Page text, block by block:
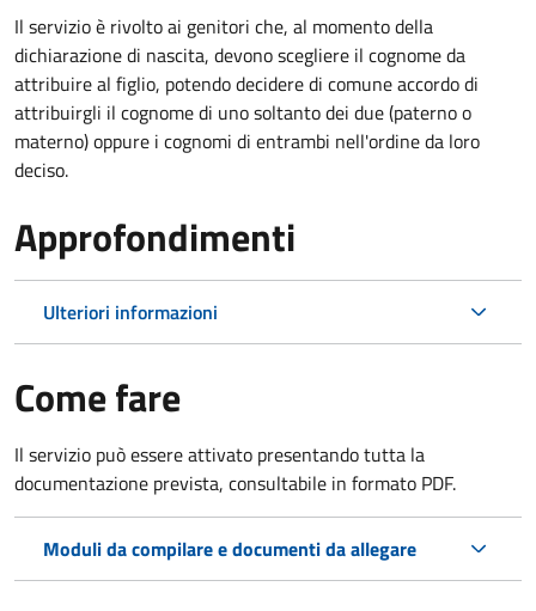
Il servizio è rivolto ai genitori che, al momento della
dichiarazione di nascita, devono scegliere il cognome da
attribuire al figlio, potendo decidere di comune accordo di
attribuirgli il cognome di uno soltanto dei due (paterno o
materno) oppure i cognomi di entrambi nell'ordine da loro
deciso.
Approfondimenti
Ulteriori informazioni
Come fare
Il servizio può essere attivato presentando tutta la
documentazione prevista, consultabile in formato PDF.
Moduli da compilare e documenti da allegare